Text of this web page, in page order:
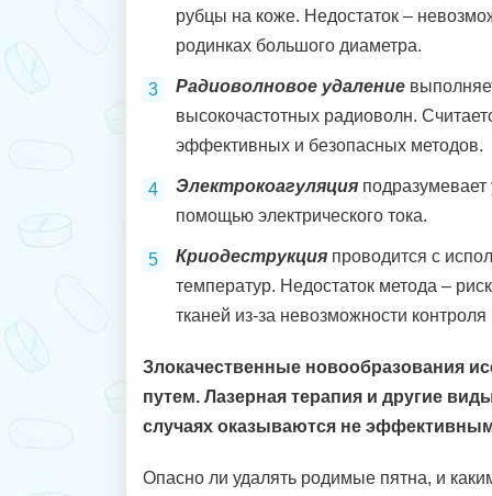
рубцы на коже. Недостаток –
родинках большого диаметра.
Радиоволновое удаление
высокочастотных радиоволн.
эффективных и безопасных методов.
Электрокоагуляция
помощью электрического тока.
Криодеструкция проводится с
температур. Недостаток метода –
тканей из-за невозможности
Злокачественные новообразования
путем. Лазерная терапия и другие
случаях оказываются не
Опасно ли удалять родимые пятна, и